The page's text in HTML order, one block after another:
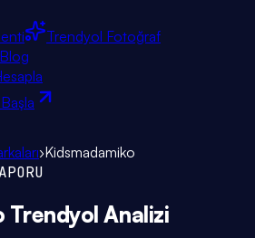
Trendyol Fotoğraf
Blog
›Kidsmadamiko
Trendyol Analizi